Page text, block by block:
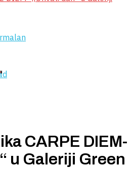
CARPE DIEM-
u Galeriji Green